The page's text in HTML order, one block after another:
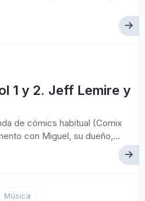
1 y 2. Jeff Lemire y
de cómics habitual (Comix
con Miguel, su dueño,...
Música